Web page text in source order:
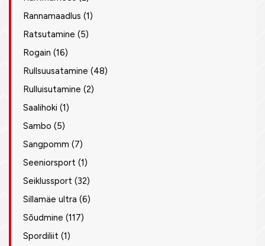
Rannamaadlus (1)
Ratsutamine (5)
Rogain (16)
Rullsuusatamine (48)
Rulluisutamine (2)
Saalihoki (1)
Sambo (5)
Sangpomm (7)
Seeniorsport (1)
Seiklussport (32)
Sillamäe ultra (6)
Sõudmine (117)
Spordiliit (1)